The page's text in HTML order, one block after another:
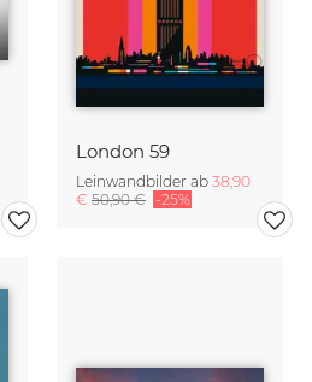
London 59
Leinwandbilder ab 38,90
€ 50,90 € -25%